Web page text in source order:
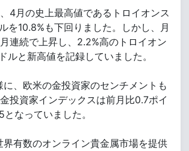
4月の史上最高値であるトロイオンス
を10.8%も下回りました。しかし、月
連続で上昇し、2.2%高のトロイオン
ルと新高値を記録していました。
、欧米の金投資家のセンチメントも
投資家インデックスは前月比0.7ポイ
なっていました。
界有数のオンライン貴金属市場を提供